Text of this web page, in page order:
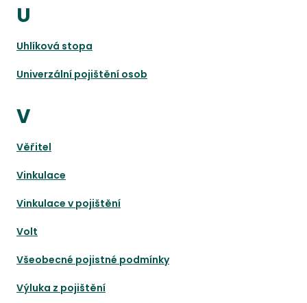
U
Uhlíková stopa
Univerzální pojištění osob
V
Věřitel
Vinkulace
Vinkulace v pojištění
Volt
Všeobecné pojistné podmínky
Výluka z pojištění